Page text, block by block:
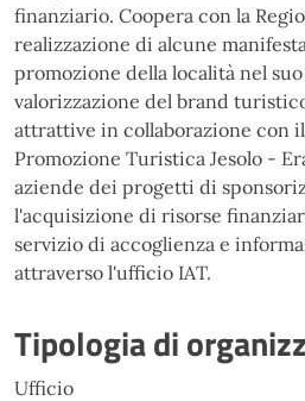
finanziario. Coopera con la
realizzazione di alcune
promozione della località nel
valorizzazione del brand
attrattive in collaborazione con
Promozione Turistica Jesolo -
aziende dei progetti di
l'acquisizione di risorse
servizio di accoglienza e
attraverso l'ufficio IAT.
Tipologia di
Ufficio